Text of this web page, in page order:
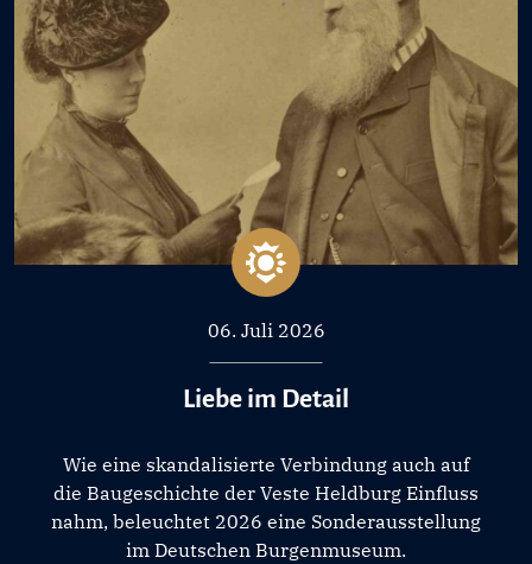
06. Juli 2026
Liebe im Detail
Wie eine skandalisierte Verbindung auch auf
die Baugeschichte der Veste Heldburg Einfluss
nahm, beleuchtet 2026 eine Sonderausstellung
im Deutschen Burgenmuseum.